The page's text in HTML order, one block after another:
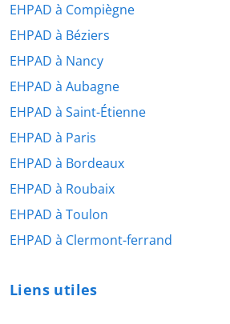
EHPAD à Compiègne
EHPAD à Béziers
EHPAD à Nancy
EHPAD à Aubagne
EHPAD à Saint-Étienne
EHPAD à Paris
EHPAD à Bordeaux
EHPAD à Roubaix
EHPAD à Toulon
EHPAD à Clermont-ferrand
Liens utiles